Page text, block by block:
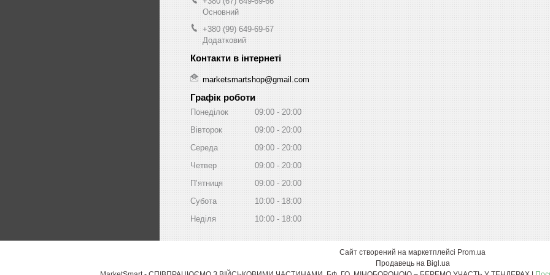
Основний
+380 (99) 649-69-67
Додатковий
marketsmartshop@gmail.com
Графік роботи
Понеділок 09:00
20:00
Вівторок
09:00
20:00
Середа
09:00
20:00
Четвер
09:00
20:00
Пʼятниця
09:00
20:00
Субота
10:00
18:00
Неділя
10:00 18:00
Сайт створений на маркетплейсі Prom.ua
Продавець на Bigl.ua